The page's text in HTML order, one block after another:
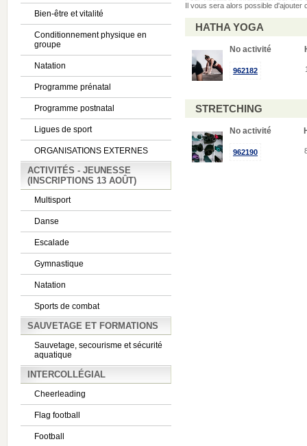
Bien-être et vitalité
Conditionnement physique en
groupe
Natation
Programme prénatal
Programme postnatal
Ligues de sport
ORGANISATIONS EXTERNES
ACTIVITÉS - JEUNESSE
(INSCRIPTIONS 13 AOÛT)
Multisport
Danse
Escalade
Gymnastique
Natation
Sports de combat
SAUVETAGE ET FORMATIONS
Sauvetage, secourisme et sécurité
aquatique
INTERCOLLÉGIAL
Cheerleading
Flag football
Football
Il vous sera alors possible d'ajouter
HATHA YOGA
No activité
962182
STRETCHING
No activité
962190